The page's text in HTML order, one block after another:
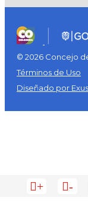
+ -
© 2026 Concejo
Términos de Uso
Diseñado por